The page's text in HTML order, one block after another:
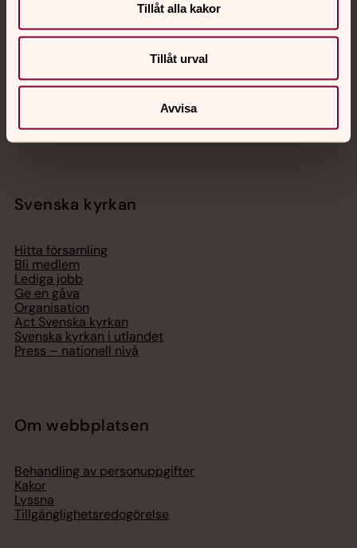
Tillåt alla kakor
Tillåt urval
Avvisa
med en präst på kvällar och nätter.
Chatt
Telefon 112
Svenska kyrkan
Hitta församling
Bli medlem
Lediga jobb
Ge en gåva
Organisation
Act Svenska kyrkan
Svenska kyrkan i utlandet
Press – nationell nivå
Om webbplatsen
Behandling av personuppgifter
Kakor
Lyssna
Tillgänglighetsredogörelse